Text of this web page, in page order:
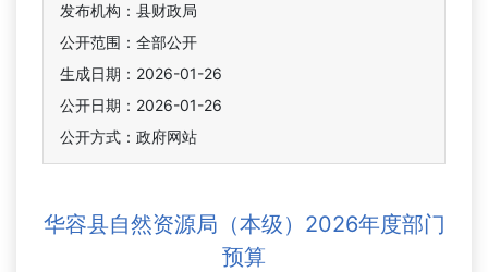
发布机构：县财政局
公开范围：全部公开
生成日期：2026-01-26
公开日期：2026-01-26
公开方式：政府网站
华容县自然资源局（本级）2026年度部门
预算